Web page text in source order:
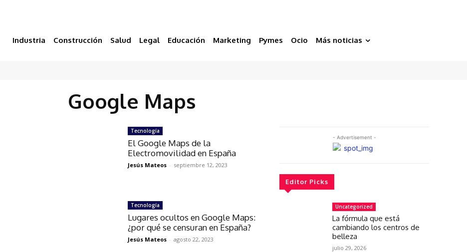
Industria Construcción Salud Legal Educación Marketing Pymes Ocio Más noticias
Google Maps
Tecnología
El Google Maps de la
Electromovilidad en España
Jesús Mateos - septiembre 12, 2023
Tecnología
Lugares ocultos en Google Maps:
¿por qué se censuran en España?
Jesús Mateos - agosto 22, 2023
- Advertisement -
Editor Picks
Uncategorized
La fórmula que está
cambiando los centros de
belleza
julio 29, 2026